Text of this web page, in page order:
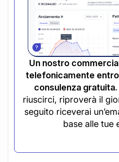
Un nostro
telefonicamente entro
consulenza gratuita.
riuscirci, riproverà il
seguito riceverai
base alle tue